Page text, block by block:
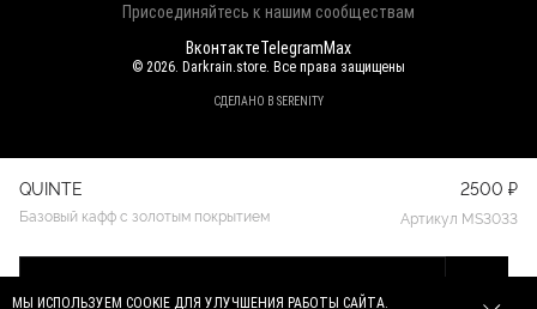
QUINTE 2500 ₽
Базовый кафф с золотым покрытием Артикул MS3033
Присоединяйтесь к нашим сообществам
ВконтактеTelegramMax
© 2026. Darkrain.store. Все права защищены
СДЕЛАНО В SERENITY
МЫ ИСПОЛЬЗУЕМ COOKIE ДЛЯ УЛУЧШЕНИЯ РАБОТЫ САЙТА.